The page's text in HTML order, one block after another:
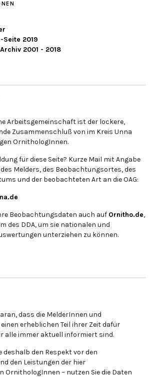
Seite 2019
2001 - 2018
Arbeitsgemeinschaft ist der lockere,
Zusammenschluß von im Kreis Unna
OrnithologInnen.
für diese Seite? Kurze Mail mit Angabe
Melders, des Beobachtungsortes, des
und der beobachteten Art an die OAG:
Beobachtungsdaten auch auf Ornitho.de,
des DDA, um sie nationalen und
unterziehen zu können.
dass die MelderInnen und
erheblichen Teil ihrer Zeit dafür
alle immer aktuell informiert sind.
deshalb den Respekt vor den
den Leistungen der hier
OrnithologInnen – nutzen Sie die Daten